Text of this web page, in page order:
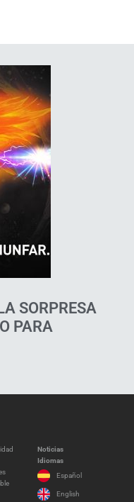
SORPRESA
PARA
Noticias
Idiomas
Español
English